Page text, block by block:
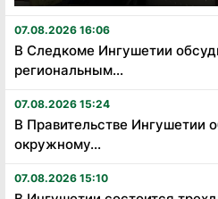
07.08.2026 16:06
В Следкоме Ингушетии
региональным...
07.08.2026 15:24
В Правительстве Ингушетии
окружному...
07.08.2026 15:10